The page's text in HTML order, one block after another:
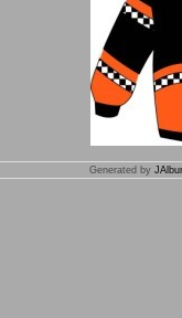
Generated by